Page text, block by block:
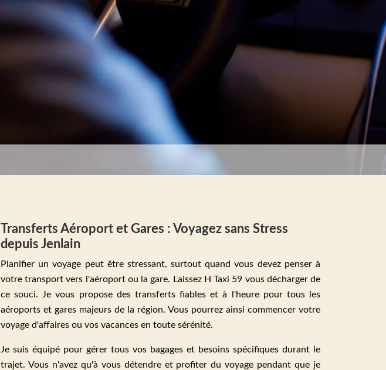
Transferts Aéroport et Gares : Voyagez sans Stress
depuis Jenlain
Planifier un voyage peut être stressant, surtout quand vous devez penser à
votre transport vers l'aéroport ou la gare. Laissez H Taxi 59 vous décharger de
ce souci. Je vous propose des transferts fiables et à l'heure pour tous les
aéroports et gares majeurs de la région. Vous pourrez ainsi commencer votre
voyage d'affaires ou vos vacances en toute sérénité.
Je suis équipé pour gérer tous vos bagages et besoins spécifiques durant le
trajet. Vous n'avez qu'à vous détendre et profiter du voyage pendant que je